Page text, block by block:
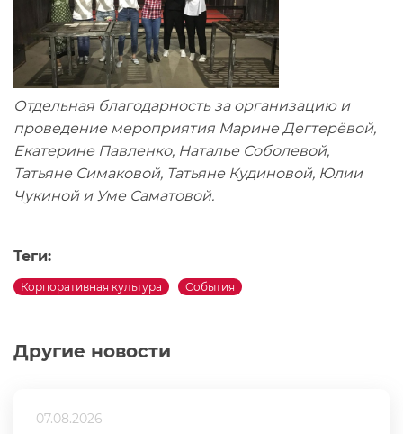
Другие новости
07.08.2026
Отдельная благодарность за организацию и
проведение мероприятия Марине Дегтерёвой,
Екатерине Павленко, Наталье Соболевой,
Татьяне Симаковой, Татьяне Кудиновой, Юлии
Чукиной и Уме Саматовой.
Теги:
Корпоративная культура События